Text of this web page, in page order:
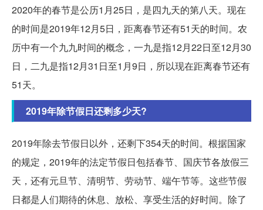
2020年的春节是公历1月25日，是四九天的第八天。现在
的时间是2019年12月5日，距离春节还有51天的时间。农
历中有一个九九时间的概念，一九是指12月22日至12月30
日，二九是指12月31日至1月9日，所以现在距离春节还有
51天。
2019年除节假日还剩多少天?
2019年除去节假日以外，还剩下354天的时间。根据国家
的规定，2019年的法定节假日包括春节、国庆节各放假三
天，还有元旦节、清明节、劳动节、端午节等。这些节假
日都是人们期待的休息、放松、享受生活的好时间。除了